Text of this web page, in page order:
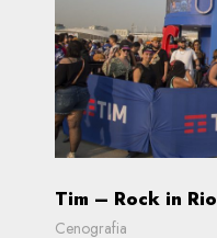
Tim – Rock in Rio
Cenografia